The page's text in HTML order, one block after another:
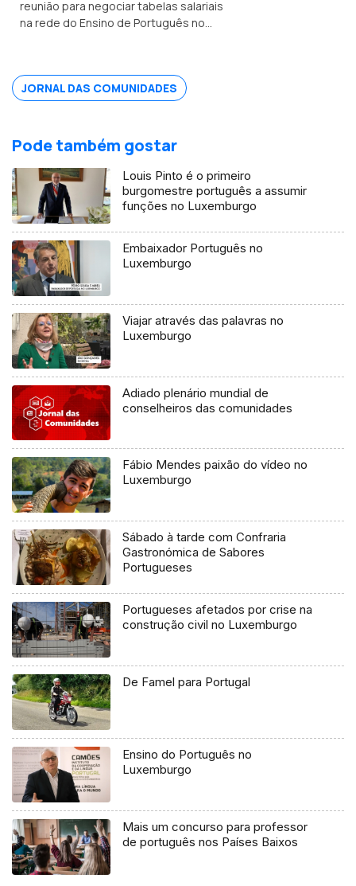
reunião para negociar tabelas salariais
na rede do Ensino de Português no
Lusos e Lusófonos na Covilhã.
JORNAL DAS COMUNIDADES
Pode também gostar
Louis Pinto é o primeiro
burgomestre português a assumir
funções no Luxemburgo
Embaixador Português no
Luxemburgo
Viajar através das palavras no
Luxemburgo
Adiado plenário mundial de
conselheiros das comunidades
Fábio Mendes paixão do vídeo no
Luxemburgo
Sábado à tarde com Confraria
Gastronómica de Sabores
Portugueses
Portugueses afetados por crise na
construção civil no Luxemburgo
De Famel para Portugal
Ensino do Português no
Luxemburgo
Mais um concurso para professor
de português nos Países Baixos